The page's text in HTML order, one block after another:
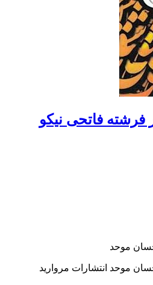
فاتحی نیکو
موحد
موحد انتشارات مروارید